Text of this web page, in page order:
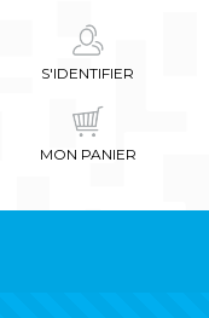
S'IDENTIFIER
MON PANIER